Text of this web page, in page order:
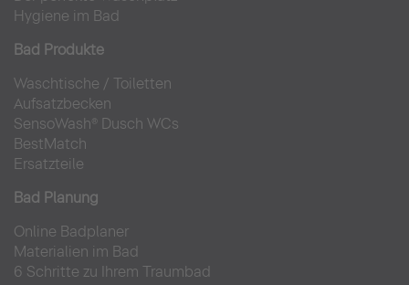
Hygiene im Bad
Bad Produkte
Waschtische / Toiletten
Aufsatzbecken
SensoWash® Dusch WCs
BestMatch
Ersatzteile
Bad Planung
Online Badplaner
Materialien im Bad
6 Schritte zu Ihrem Traumbad